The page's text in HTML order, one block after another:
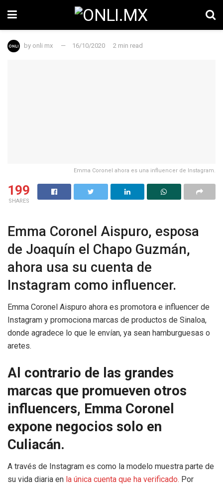
by onli mx 16/10/2020 2 min read
Emma Coronel ahora es una influencer de Instagram.
199
SHARES
Emma Coronel Aispuro, esposa
de Joaquín el Chapo Guzmán,
ahora usa su cuenta de
Instagram como influencer.
Emma Coronel Aispuro ahora es promotora e influencer de
Instagram y promociona marcas de productos de Sinaloa,
donde agradece lo que le envían, ya sean hamburguesas o
aretes.
Al contrario de las grandes
marcas que promueven otros
influencers, Emma Coronel
expone negocios solo en
Culiacán.
A través de Instagram es como la modelo muestra parte de
su vida diaria en la única cuenta que ha verificado. Por